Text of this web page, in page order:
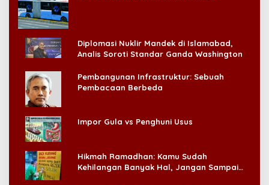
Diplomasi Nuklir Mandek di Islamabad,
Analis Soroti Standar Ganda Washington
Pembangunan Infrastruktur: Sebuah
Pembacaan Berbeda
Impor Gula vs Penghuni Usus
Hikmah Ramadhan: Kamu Sudah
Kehilangan Banyak Hal, Jangan Sampai